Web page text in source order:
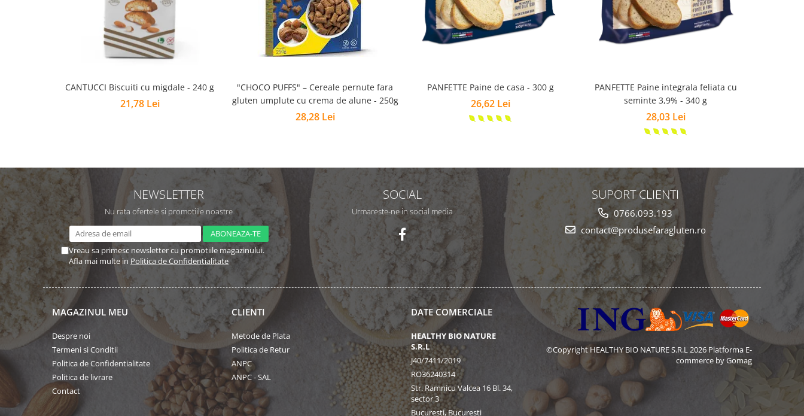
CANTUCCI Biscuiti cu migdale - 240 g
21,78 Lei
"CHOCO PUFFS" – Cereale pernute fara
gluten umplute cu crema de alune - 250g
28,28 Lei
PANFETTE Paine de casa - 300 g
26,62 Lei
PANFETTE Paine integrala feliata cu
seminte 3,9% - 340 g
28,03 Lei
NEWSLETTER
Nu rata ofertele si promotiile noastre
Vreau sa primesc newsletter cu promotiile magazinului.
Afla mai multe in Politica de Confidentialitate
SOCIAL
Urmareste-ne in social media
SUPORT CLIENTI
0766.093.193
contact@produsefaragluten.ro
MAGAZINUL MEU
Despre noi
Termeni si Conditii
Politica de Confidentialitate
Politica de livrare
Contact
CLIENTI
Metode de Plata
Politica de Retur
ANPC
ANPC - SAL
DATE COMERCIALE
HEALTHY BIO NATURE
S.R.L
J40/7411/2019
RO36240314
Str. Ramnicu Valcea 16 Bl. 34,
sector 3
Bucuresti, Bucuresti
©Copyright HEALTHY BIO NATURE S.R.L 2026 Platforma E-
commerce by Gomag